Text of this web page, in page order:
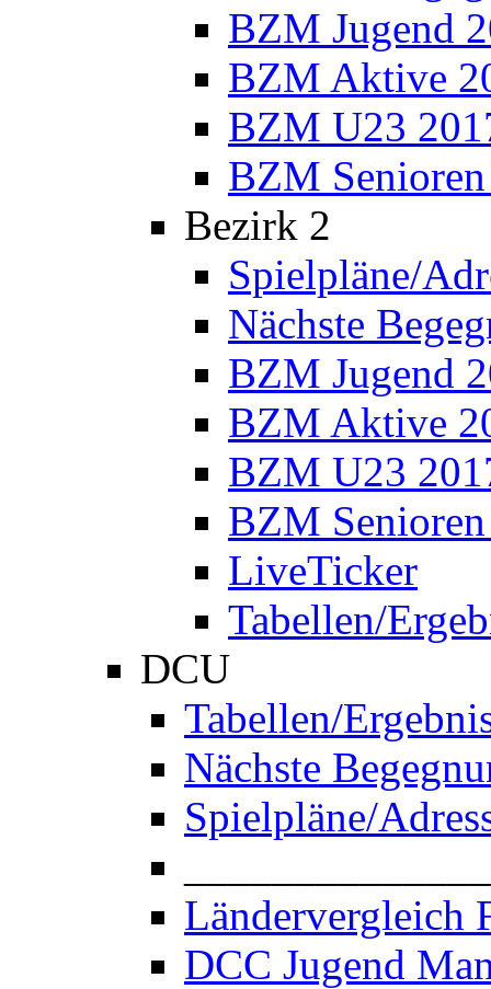
BZM Jugend
BZM Aktive
BZM U23
BZM
Bezirk 2
Spielpläne/
Nächste
BZM Jugend
BZM Aktive
BZM U23
BZM
LiveTicker
Tabellen/
DCU
Tabellen/
Nächste
Spielpläne/
Ländervergleich
DCC Jugend